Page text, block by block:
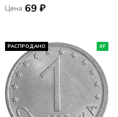
Цена 69 ₽
РАСПРОДАНО XF